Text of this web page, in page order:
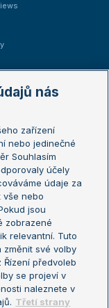
nás
zařízení
nebo jedinečné
Souhlasím
účely
údaje za
vše nebo
jsou
zobrazené
relevantní. Tuto
změnit své volby
předvoleb
se projeví v
naleznete v
Třetí strany